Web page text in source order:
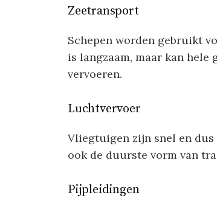
Zeetransport
Schepen worden gebruikt
is langzaam, maar kan hele
vervoeren.
Luchtvervoer
Vliegtuigen zijn snel en dus
ook de duurste vorm van
Pijpleidingen